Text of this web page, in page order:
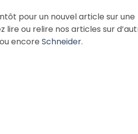
pour un nouvel article sur une
lire ou relire nos articles sur
ou encore Schneider.